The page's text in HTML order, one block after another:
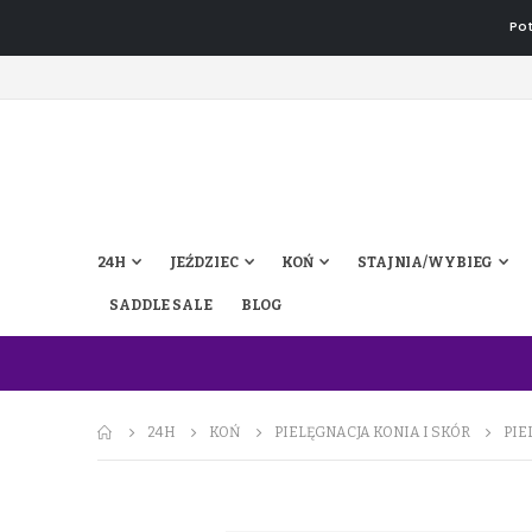
24H JEŹDZIEC KOŃ STAJNIA/WYBIEG
SADDLE SALE BLOG
24H KOŃ PIELĘGNACJA KONIA I SKÓR